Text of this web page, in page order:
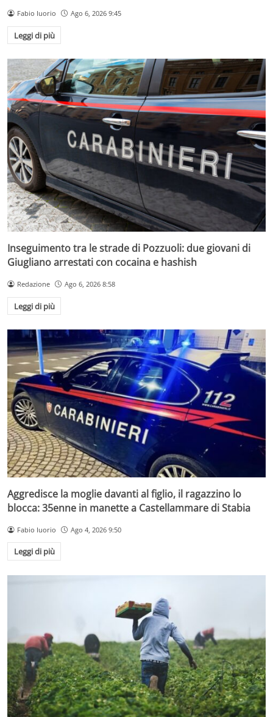
Fabio Iuorio Ago 6, 2026 9:45
Leggi di più
Inseguimento tra le strade di Pozzuoli: due giovani di
Giugliano arrestati con cocaina e hashish
Redazione Ago 6, 2026 8:58
Leggi di più
Aggredisce la moglie davanti al figlio, il ragazzino lo
blocca: 35enne in manette a Castellammare di Stabia
Fabio Iuorio Ago 4, 2026 9:50
Leggi di più